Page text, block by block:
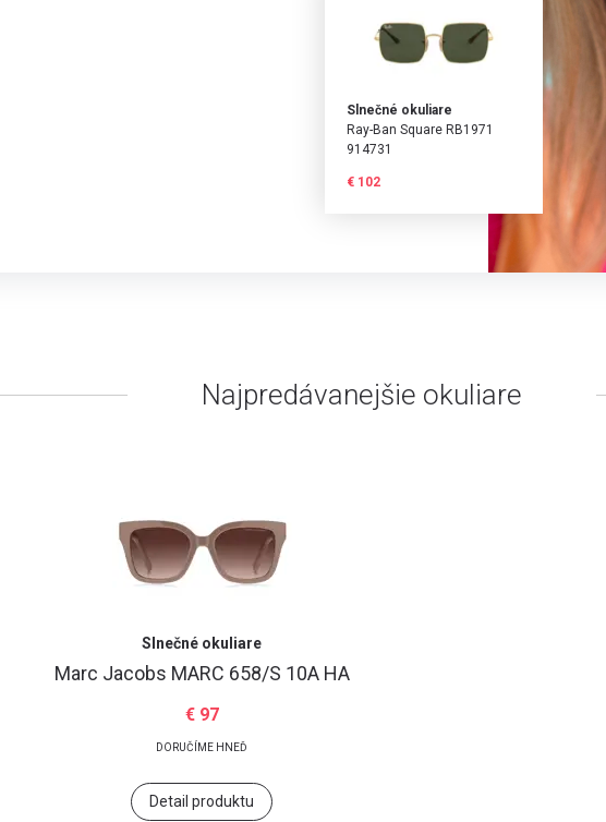
Slnečné okuliare
Ray-Ban Square RB1971
914731
€ 102
Najpredávanejšie okuliare
Slnečné okuliare
Marc Jacobs MARC 658/S 10A HA
€ 97
DORUČÍME HNEĎ
Detail produktu